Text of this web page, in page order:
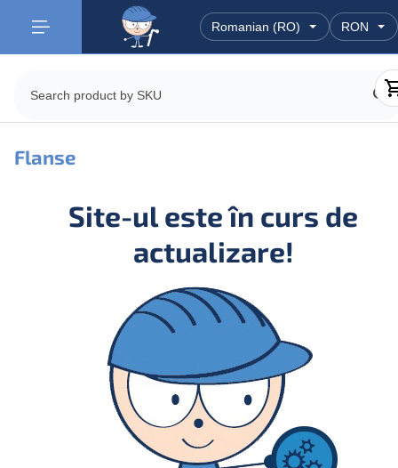
Flanse
Site-ul este în curs de
actualizare!